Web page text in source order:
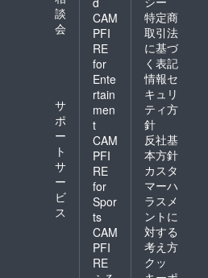
談
会
サ
ポ
ー
ト
サ
ー
ビ
ス
CAM
PFI
RE
for
Ente
rtain
men
t
CAM
PFI
RE
for
Spor
ts
CAM
PFI
RE
特定商
取引法
に基づ
く表記
情報セ
キュリ
ティ方
針
反社基
本方針
カスタ
マーハ
ラスメ
ントに
対する
考え方
クッ